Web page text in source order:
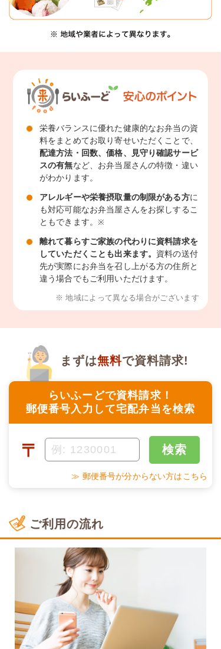
栄養バランスに優れた健康的なお弁当の資
料をまとめてお取り寄せいただくことで、
配達方法・回数、価格、見守り確認サービ
スの有無など、お弁当屋さんの特徴・違い
がわかります。
アレルギーや栄養摂取量の制限がある方に
も対応可能なお弁当屋さんをお探しするこ
ともできます。※
離れて暮らすご家族の代わりに資料請求を
していただくことも出来ます。 資料の送付
先が実際にお弁当を召し上がる方の住所と
違う場合でもご利用いただけます。
※ 地域によって異なる場合がございます
らいふーどで資料請求！
郵便番号入力して宅配弁当を検索
まずは無料で資料請求!
〒 検索
≫ 郵便番号が分からない方はこちら
ご利用の流れ